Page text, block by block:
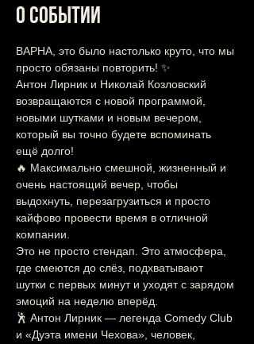
О событии
ВАРНА, это было настолько круто, что мы
просто обязаны повторить! ✨
Антон Лирник и Николай Козловский
возвращаются с новой программой,
новыми шутками и новым вечером,
который вы точно будете вспоминать
ещё долго!
🔥 Максимально смешной, жизненный и
очень настоящий вечер, чтобы
выдохнуть, перезагрузиться и просто
кайфово провести время в отличной
компании.
Это не просто стендап. Это атмосфера,
где смеются до слёз, подхватывают
шутки с первых минут и уходят с зарядом
эмоций на неделю вперёд.
🕺 Антон Лирник — легенда Comedy Club
и «Дуэта имени Чехова», человек,